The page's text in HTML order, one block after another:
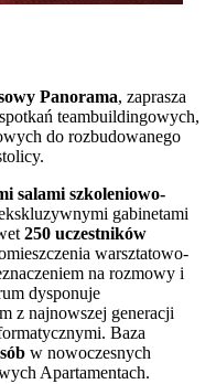
Panorama, zaprasza
teambuildingowych,
do rozbudowanego
salami szkoleniowo-
gabinetami
250 uczestników
warsztatowo-
na rozmowy i
dysponuje
z najnowszej generacji
Baza
w nowoczesnych
Apartamentach.